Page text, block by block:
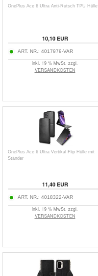
OnePlus Ace 6 Ultra Anti-Rutsch TPU Hülle
10,10EUR
ART. NR.: 4017979-VAR
inkl. 19 % MwSt. zzgl.
VERSANDKOSTEN
OnePlus Ace 6 Ultra Vertikal Flip Hülle mit
Ständer
11,40EUR
ART. NR.: 4018322-VAR
inkl. 19 % MwSt. zzgl.
VERSANDKOSTEN